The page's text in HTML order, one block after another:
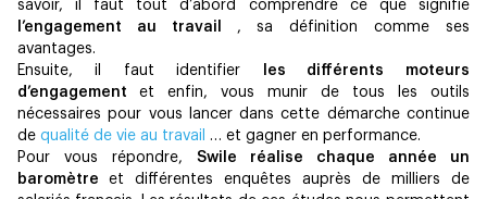
savoir, il faut tout d’abord comprendre ce que signifie
l’engagement au travail
, sa définition comme ses
avantages.
Ensuite, il faut identifier
les différents moteurs
d’engagement et enfin, vous munir de tous les outils
nécessaires pour vous lancer dans cette démarche continue
de qualité de vie au travail … et gagner en performance.
Pour vous répondre, Swile réalise chaque année un
baromètre et différentes enquêtes auprès de milliers de